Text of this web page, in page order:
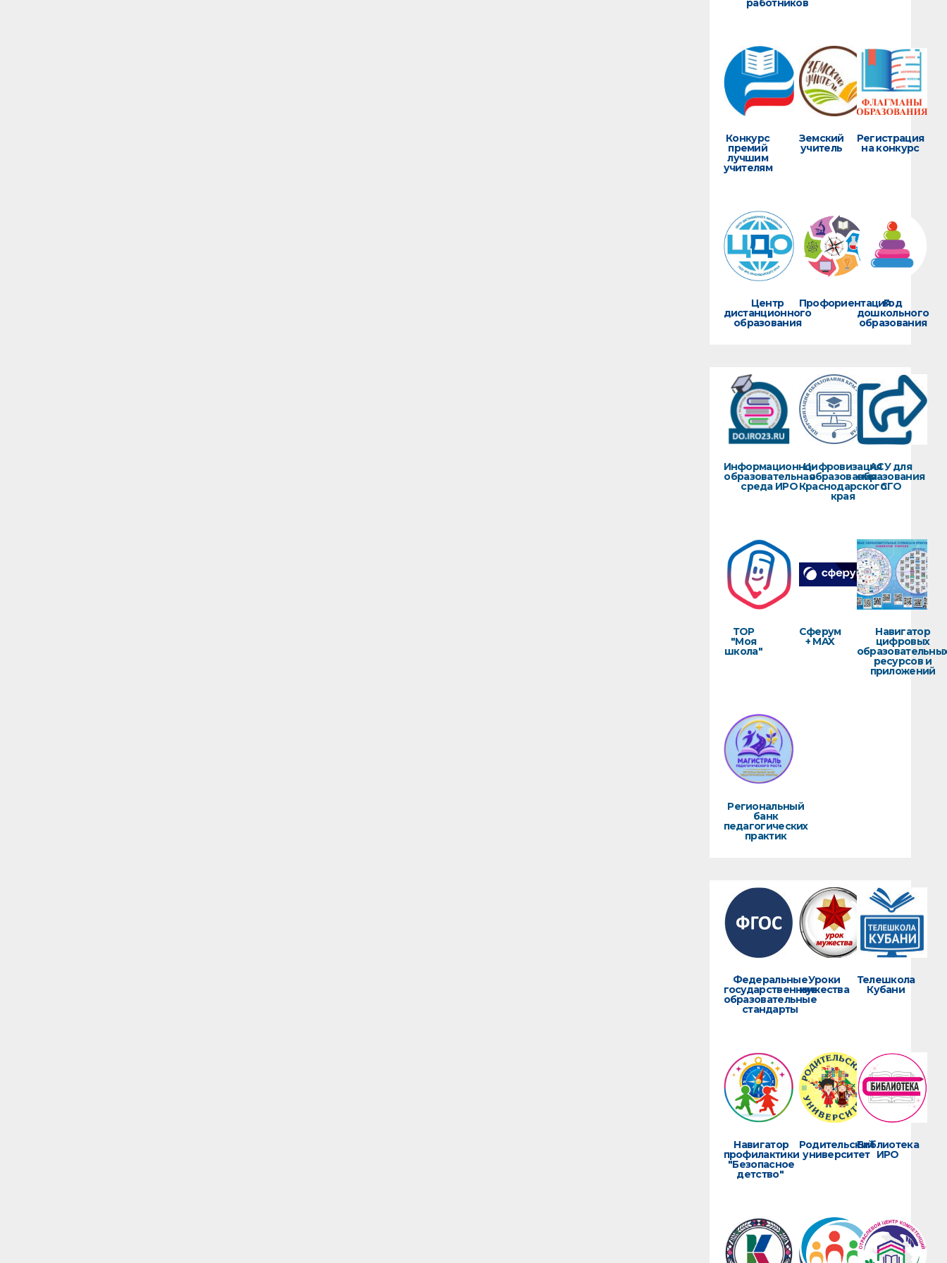
работников
Конкурс
премий
лучшим
учителям
Земский
учитель
Регистрация
на конкурс
Центр
дистанционного
образования
ПрофориентацияГод
дошкольного
образования
Информационно-
образовательная
среда ИРО
Цифровизация
образования
Краснодарского
края
АСУ для
образования
СГО
ТОР
"Моя
школа"
Сферум
+ MAX
Навигатор
цифровых
ресурсов и
приложений
Региональный
банк
педагогических
практик
Федеральные
государственные
образовательные
стандарты
Уроки
мужества
Телешкола
Кубани
Навигатор
профилактики
"Безопасное
детство"
Родительский
университет
Библиотека
ИРО